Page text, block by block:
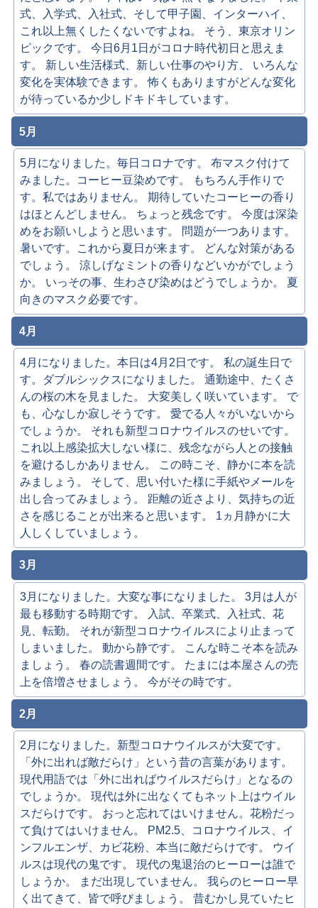
式、入学式、入社式、そして甲子園、インターハイ、
これ以上無くしたくないですよね。 そう、東京オリン
ピックです。 今日6月1日がコロナ時代初日と思えま
す。 新しい生活様式、新しい仕事のやり方、 いろんな
変化を実体験できます。 怖くもありますがどんな変化
が待っているか少しドキドキしています。
5月
5月になりました。毎日コロナです。 布マスク付けて
みました。コーヒー豆染めです。 もちろん手作りで
す。私ではありません。 期待していたコーヒーの香り
はほとんどしません。 ちょっと残念です。 今度は深染
めをお願いしようと思います。 問題が一つあります。
暑いです。これから夏日が来ます。 どんな対策がある
でしょう。 涼しげなミントの香りなどいかがでしょう
か。 いっその事、生わさび染めはどうでしょうか。 夏
向きのマスク必要です。
4月
4月になりました。本日は4月2日です。 私の誕生日で
す。ダブルシックスになりました。 通勤途中、たくさ
んの桜の木を見ました。 大変美しく咲いています。 で
も、心なしか寂しそうです。 愛でる人々がいないから
でしょうか。 それも新型コロナウイルスのせいです。
これ以上感染拡大しない様に、残念ながら人との接触
を避けるしかありません。 この時こそ、静かに本を読
みましょう。 そして、思い付いた様に手紙やメールを
出し合ってみましょう。 距離の近さより、気持ちの近
さを感じることが出来ると思います。 1ヵ月静かに大
人しくしていましょう。
3月
3月になりました。大変な事になりました。 3月は人が
最も移動する時期です。 入試、卒業式、入社式、花
見、転勤。 それが新型コロナウイルスにより止まって
しまいました。 動から静です。 こんな時こそ本を読み
ましょう。 春の読書週間です。 たまには本屋さんの売
上を倍増させましょう。 今がその時です。
2月
2月になりました。新型コロナウイルスが大変です。
「外に出れば敵だらけ」という昔の言葉があります。
現代用語では「外に出ればウイルスだらけ」となるの
でしょうか。 現代は外に出なくてもネット上はウイル
スだらけです。 おっと忘れてはいけません。花粉だっ
て負けてはいけません。 PM2.5、コロナウイルス、イ
ンフルエンザ、カビ花粉、本当に敵だらけです。 ウイ
ルスは現代の鬼です。 現代の鬼退治のヒーローは誰で
しょうか。 まだ出現していません。 我らのヒーロー早
く出てきて、皆で呼びましょう。 昔むかし見ていたヒ